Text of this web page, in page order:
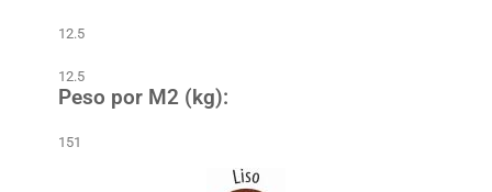
12.5
12.5
Peso por M2 (kg):
151